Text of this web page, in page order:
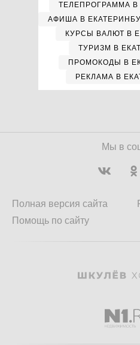
ТЕЛЕПРОГРАММА В
АФИША В
КУРСЫ ВАЛЮТ В
ТУРИЗМ В
ПРОМОКОДЫ В
РЕКЛАМА В
Мы в
Полная версия сайта
Помощь по сайту